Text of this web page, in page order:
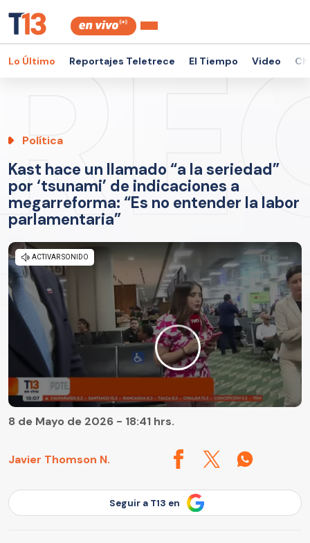
Lo Último Reportajes Teletrece El Tiempo Video
Política
Kast hace un llamado “a la seriedad”
por ‘tsunami’ de indicaciones a
megarreforma: “Es no entender la labor
parlamentaria”
Javier Thomson N.
8 de Mayo de 2026 - 18:41 hrs.
Seguir a T13 en